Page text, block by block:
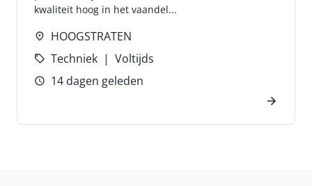
kwaliteit hoog in het vaandel...
HOOGSTRATEN
Techniek
Voltijds
14 dagen geleden